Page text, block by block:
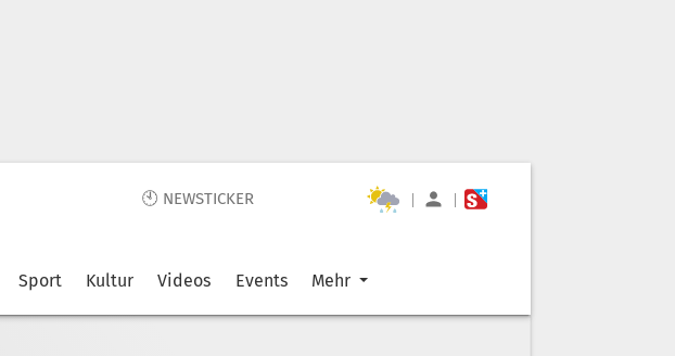
🕙 NEWSTICKER | |
Sport Kultur Videos Events Mehr